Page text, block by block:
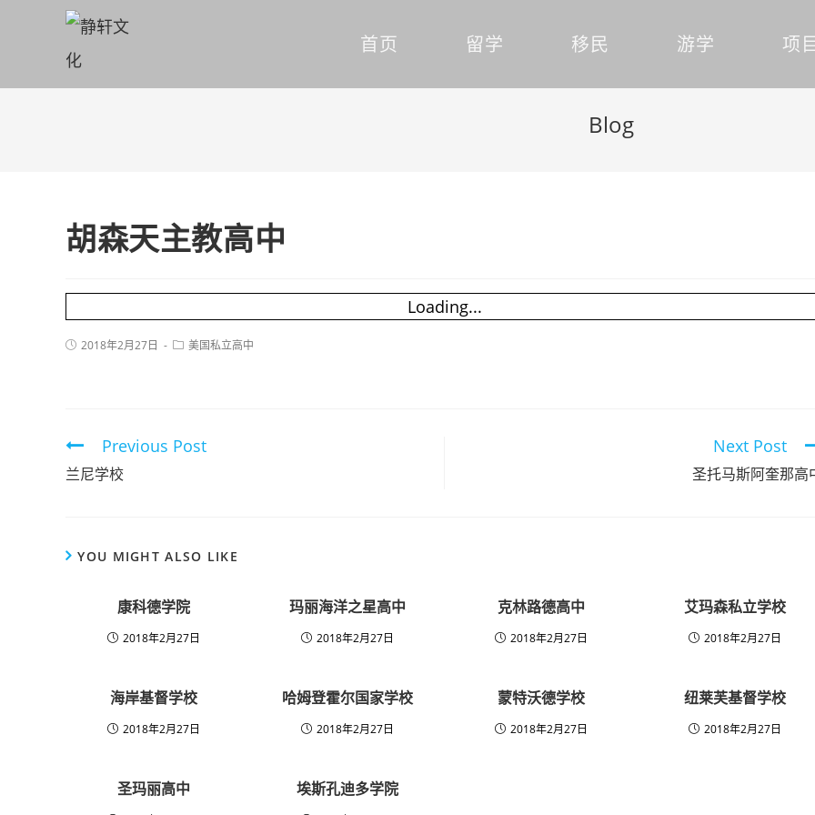
首页 留学 移民 游学 项
Blog
胡森天主教高中
Loading...
2018年2月27日 美国私立高中
Previous Post
兰尼学校
Next Post
圣托马斯阿奎那高
YOU MIGHT ALSO LIKE
康科德学院
2018年2月27日
玛丽海洋之星高中
2018年2月27日
克林路德高中
2018年2月27日
艾玛森私立学校
2018年2月27日
海岸基督学校
2018年2月27日
哈姆登霍尔国家学校
2018年2月27日
蒙特沃德学校
2018年2月27日
纽莱芙基督学校
2018年2月27日
圣玛丽高中 埃斯孔迪多学院